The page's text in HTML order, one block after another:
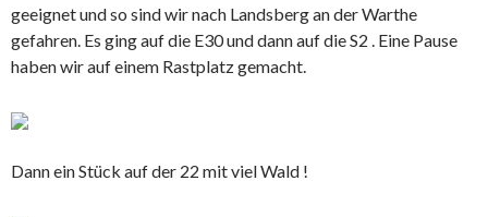
geeignet und so sind wir nach Landsberg an der Warthe
gefahren. Es ging auf die E30 und dann auf die S2 . Eine Pause
haben wir auf einem Rastplatz gemacht.
Dann ein Stück auf der 22 mit viel Wald !